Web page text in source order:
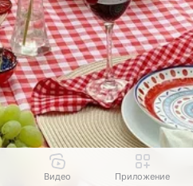
Видео Приложение